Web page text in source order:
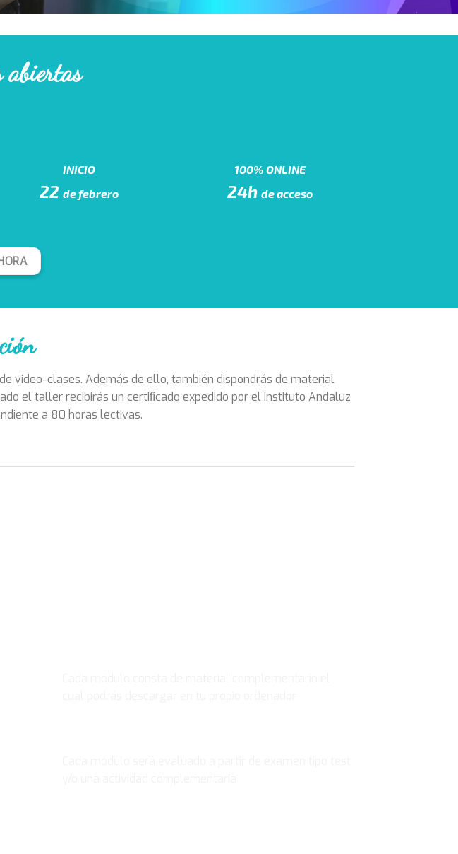
abiertas
INICIO
22 de febrero
100% ONLINE
24h de acceso
video-clases. Además de ello, también dispondrás de material
el taller recibirás un certiﬁcado expedido por el Instituto Andaluz
a 80 horas lectivas.